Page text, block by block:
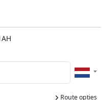
Route opties